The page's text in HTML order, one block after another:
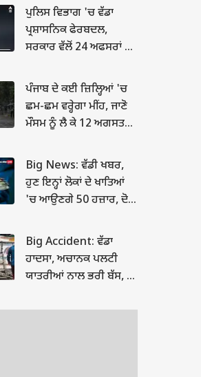
ਪੁਲਿਸ ਵਿਭਾਗ 'ਚ ਵੱਡਾ
ਪ੍ਰਸ਼ਾਸਨਿਕ ਫੇਰਬਦਲ,
ਸਰਕਾਰ ਵੱਲੋਂ 24 ਅਫਸਰਾਂ ਦੇ
ਲਿਸਟ...
ਪੰਜਾਬ ਦੇ ਕਈ ਜ਼ਿਲ੍ਹਿਆਂ 'ਚ
ਛਮ-ਛਮ ਵਰ੍ਹੇਗਾ ਮੀਂਹ, ਜਾਣੋ
ਮੌਸਮ ਨੂੰ ਲੈ ਕੇ 12 ਅਗਸਤ
Big News: ਵੱਡੀ ਖਬਰ,
ਹੁਣ ਇਨ੍ਹਾਂ ਲੋਕਾਂ ਦੇ ਖਾਤਿਆਂ
'ਚ ਆਉਣਗੇ 50 ਹਜ਼ਾਰ, ਦੋ
ਲਾਭ...
Big Accident: ਵੱਡਾ
ਹਾਦਸਾ, ਅਚਾਨਕ ਪਲਟੀ
ਯਾਤਰੀਆਂ ਨਾਲ ਭਰੀ ਬੱਸ, ਪੈ
ਦਰਦਨਾਕ ਮੌਤ...